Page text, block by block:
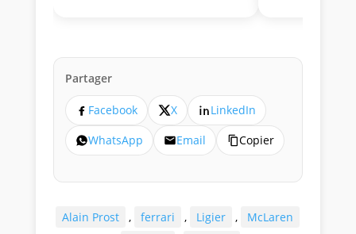
Partager
Facebook X
LinkedIn
WhatsApp
Email Copier
Alain Prost , ferrari , Ligier ,
McLaren